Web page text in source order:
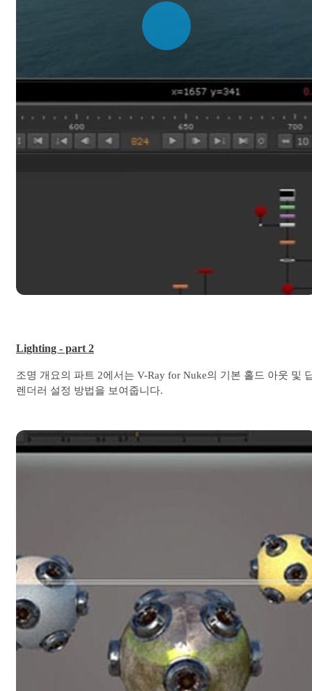
Lighting - part 2
조명 개요의 파트 2에서는 V-Ray for Nuke의 기본 홀드 아웃 및
렌더러 설정 방법을 보여줍니다.